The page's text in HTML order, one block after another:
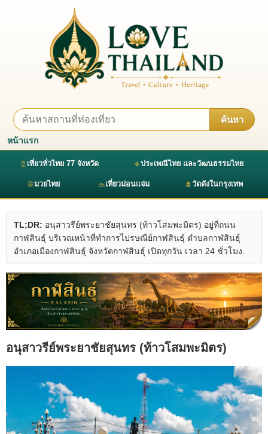
ค้นหา
หน้าแรก
เที่ยวทั่วไทย 77 จังหวัด ประเพณีไทย และวัฒนธรรมไทย
มวยไทย เที่ยวม่อนแจ่ม วัดดังในกรุงเทพ
TL;DR: อนุสาวรีย์พระยาชัยสุนทร (ท้าวโสมพะมิตร) อยู่ที่ถนน
กาฬสินธุ์ บริเวณหน้าที่ทำการไปรษณีย์กาฬสินธุ์ ตำบลกาฬสินธุ์
อำเภอเมืองกาฬสินธุ์ จังหวัดกาฬสินธุ์ เปิดทุกวัน เวลา 24 ชั่วโมง.
อนุสาวรีย์พระยาชัยสุนทร (ท้าวโสมพะมิตร)